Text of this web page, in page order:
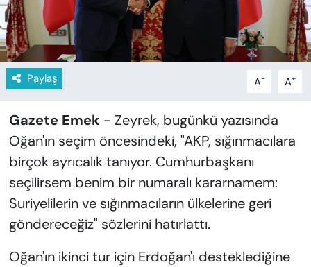
Paylaş A- A+
Gazete Emek - Zeyrek, bugünkü yazısında
Oğan'ın seçim öncesindeki, "AKP, sığınmacılara
birçok ayrıcalık tanıyor. Cumhurbaşkanı
seçilirsem benim bir numaralı kararnamem:
Suriyelilerin ve sığınmacıların ülkelerine geri
göndereceğiz" sözlerini hatırlattı.
Oğan'ın ikinci tur için Erdoğan'ı desteklediğine
SİYASET
VAN VE DİYARBAKIR HABERLERİ